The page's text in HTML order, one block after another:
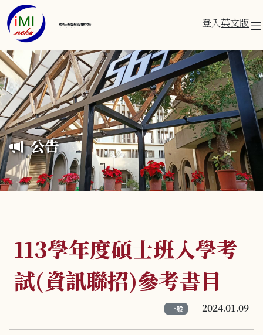
成功大學醫學資訊研究所
Institute of Medical Informatics 登入英文版
公告
113學年度碩士班入學考
試(資訊聯招)參考書目
一般 2024.01.09